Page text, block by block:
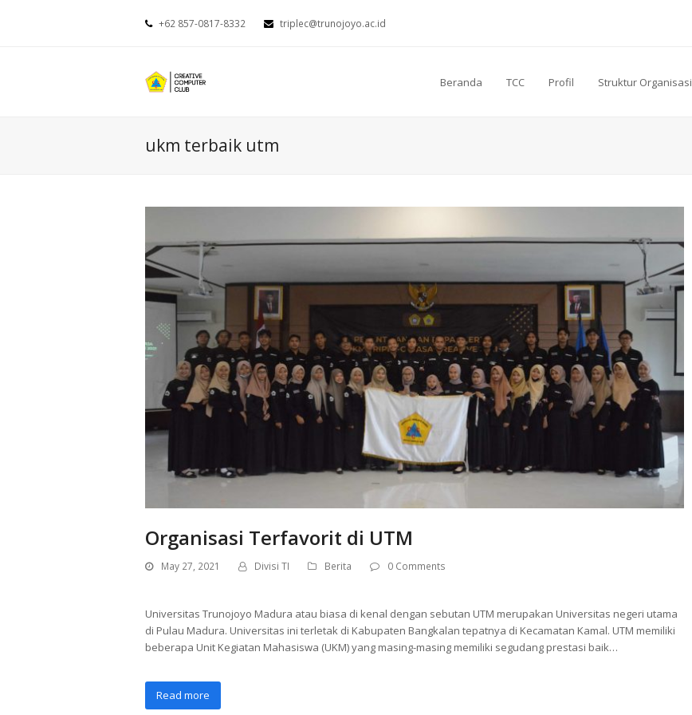
+62 857-0817-8332 triplec@trunojoyo.ac.id
Beranda TCC Profil Struktur Organisasi
ukm terbaik utm
Organisasi Terfavorit di UTM
May 27, 2021 Divisi TI Berita 0 Comments
Universitas Trunojoyo Madura atau biasa di kenal dengan sebutan UTM merupakan Universitas negeri utama
di Pulau Madura. Universitas ini terletak di Kabupaten Bangkalan tepatnya di Kecamatan Kamal. UTM memiliki
beberapa Unit Kegiatan Mahasiswa (UKM) yang masing-masing memiliki segudang prestasi baik…
Read more